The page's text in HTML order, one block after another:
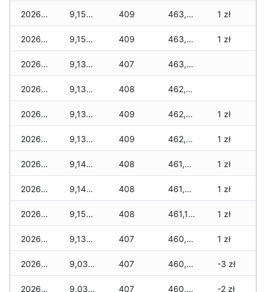
2026-03-15 9,155 zł 409 463,655 zł 1 zł
2026-03-14 9,155 zł 409 463,540 zł 1 zł
2026-03-13 9,135 zł 407 463,465 zł
2026-03-12 9,135 zł 408 462,940 zł
2026-03-11 9,135 zł 409 462,590 zł 1 zł
2026-03-10 9,135 zł 409 462,045 zł 1 zł
2026-03-09 9,145 zł 408 461,720 zł 1 zł
2026-03-08 9,145 zł 408 461,245 zł 1 zł
2026-03-07 9,155 zł 408 461,155 zł 1 zł
2026-03-06 9,135 zł 407 460,940 zł 1 zł
2026-03-05 9,035 zł 407 460,600 zł -3 zł
2026-03-04 9,035 zł 407 460,200 zł -2 zł